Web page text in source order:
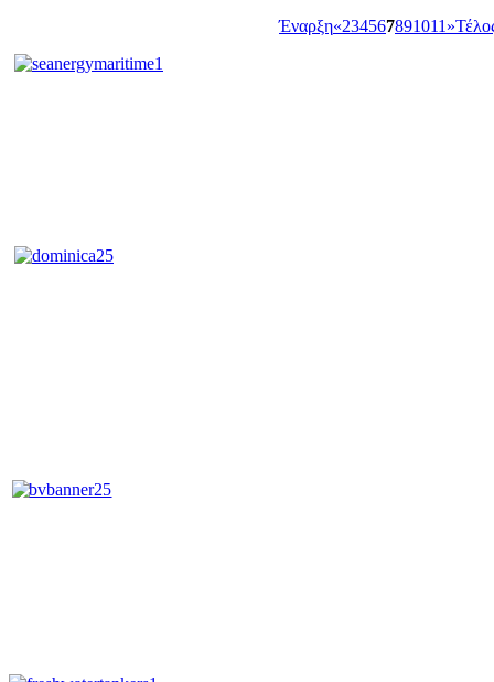
Έναρξη«234567891011»